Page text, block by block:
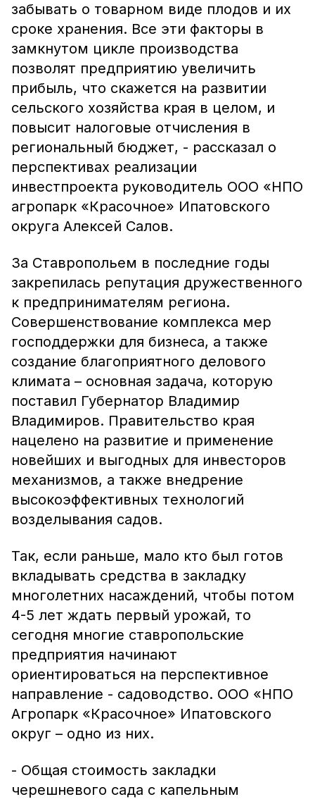
забывать о товарном виде плодов и их
сроке хранения. Все эти факторы в
замкнутом цикле производства
позволят предприятию увеличить
прибыль, что скажется на развитии
сельского хозяйства края в целом, и
повысит налоговые отчисления в
региональный бюджет, - рассказал о
перспективах реализации
инвестпроекта руководитель ООО «НПО
агропарк «Красочное» Ипатовского
округа Алексей Салов.
За Ставропольем в последние годы
закрепилась репутация дружественного
к предпринимателям региона.
Совершенствование комплекса мер
господдержки для бизнеса, а также
создание благоприятного делового
климата – основная задача, которую
поставил Губернатор Владимир
Владимиров. Правительство края
нацелено на развитие и применение
новейших и выгодных для инвесторов
механизмов, а также внедрение
высокоэффективных технологий
возделывания садов.
Так, если раньше, мало кто был готов
вкладывать средства в закладку
многолетних насаждений, чтобы потом
4-5 лет ждать первый урожай, то
сегодня многие ставропольские
предприятия начинают
ориентироваться на перспективное
направление - садоводство. ООО «НПО
Агропарк «Красочное» Ипатовского
округ – одно из них.
- Общая стоимость закладки
черешневого сада с капельным